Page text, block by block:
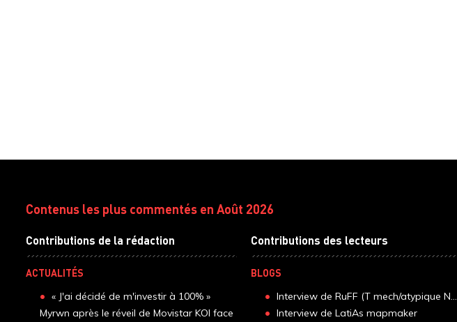
Contenus les plus commentés en Août 2026
Contributions de la rédaction
ACTUALITÉS
« J'ai décidé de m'investir à 100% »
Myrwn après le réveil de Movistar KOI face
Contributions des lecteurs
BLOGS
Interview de RuFF (T mech/atypique N...
Interview de LatiAs mapmaker